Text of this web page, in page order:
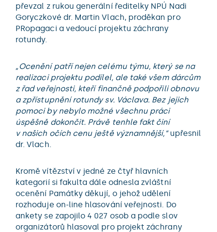
převzal z rukou generální ředitelky NPÚ Nadi
Goryczkové dr. Martin Vlach, proděkan pro
PRopagaci a vedoucí projektu záchrany
rotundy.
„Ocenění patří nejen celému týmu, který se na
realizaci projektu podílel, ale také všem dárcům
z řad veřejnosti, kteří finančně podpořili obnovu
a zpřístupnění rotundy sv. Václava. Bez jejich
pomoci by nebylo možné všechnu práci
úspěšně dokončit. Právě tenhle fakt činí
v našich očích cenu ještě významnější,“upřesnil
dr. Vlach.
Kromě vítězství v jedné ze čtyř hlavních
kategorií si fakulta dále odnesla zvláštní
ocenění Památky děkují, o jehož udělení
rozhoduje on-line hlasování veřejnosti. Do
ankety se zapojilo 4 027 osob a podle slov
organizátorů hlasoval pro projekt záchrany